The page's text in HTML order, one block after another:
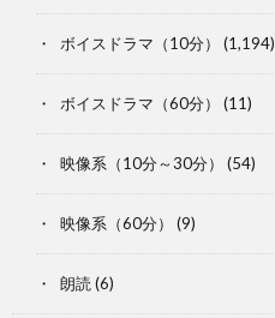
ボイスドラマ（10分） (1,194)
ボイスドラマ（60分） (11)
映像系（10分～30分） (54)
映像系（60分） (9)
朗読 (6)